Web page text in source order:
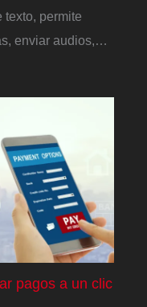
texto, permite
enviar audios,…
pagos a un clic